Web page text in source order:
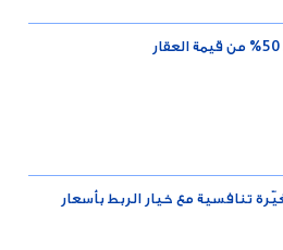
تنافسية مع خيار الربط بأسعار